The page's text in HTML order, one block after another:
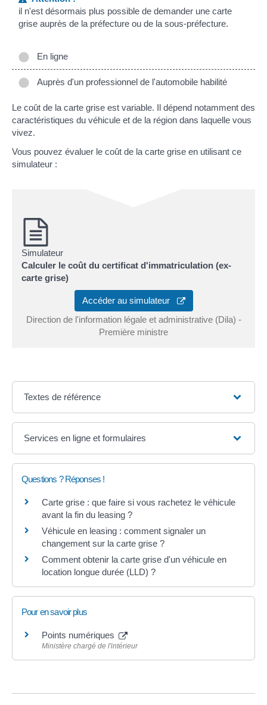
il n'est désormais plus possible de demander une carte
grise auprès de la préfecture ou de la sous-préfecture.
En ligne
Auprès d'un professionnel de l'automobile habilité
Le coût de la carte grise est variable. Il dépend notamment des
caractéristiques du véhicule et de la région dans laquelle vous
vivez.
Vous pouvez évaluer le coût de la carte grise en utilisant ce
simulateur :
Simulateur
Calculer le coût du certificat d'immatriculation (ex-
carte grise)
Accéder au simulateur
Direction de l'information légale et administrative (Dila) -
Première ministre
Textes de référence
Services en ligne et formulaires
Questions ? Réponses !
Carte grise : que faire si vous rachetez le véhicule
avant la fin du leasing ?
Véhicule en leasing : comment signaler un
changement sur la carte grise ?
Comment obtenir la carte grise d'un véhicule en
location longue durée (LLD) ?
Pour en savoir plus
Points numériques
Ministère chargé de l'intérieur